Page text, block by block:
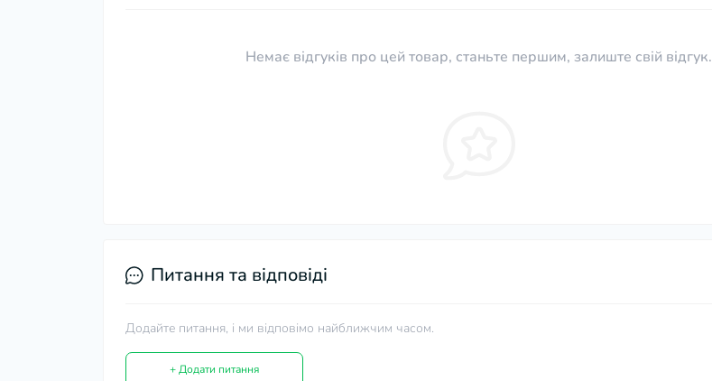
Немає відгуків про цей товар, станьте першим, залиште свій відгук.
Питання та відповіді
Додайте питання, і ми відповімо найближчим часом.
+ Додати питання